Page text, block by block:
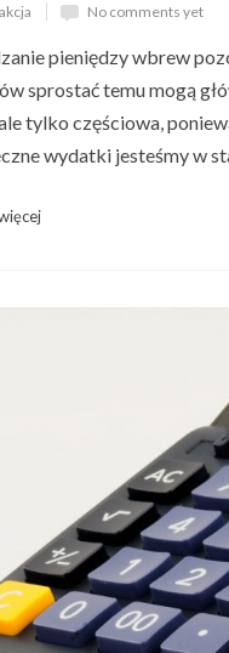
No comments yet
pieniędzy wbrew
sprostać temu mogą
tylko częściowa,
wydatki jesteśmy w